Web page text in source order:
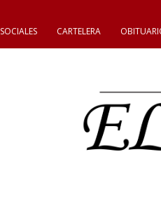
SOCIALES CARTELERA